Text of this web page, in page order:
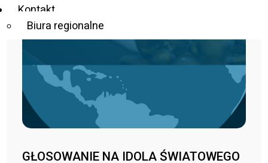
Kontakt
Biura regionalne
GŁOSOWANIE NA IDOLA ŚWIATOWEGO